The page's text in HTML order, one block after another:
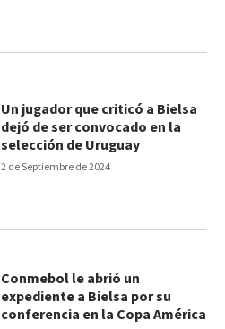
2 de Septiembre de 2024
Un jugador que criticó a Bielsa
dejó de ser convocado en la
selección de Uruguay
Conmebol le abrió un
expediente a Bielsa por su
conferencia en la Copa América